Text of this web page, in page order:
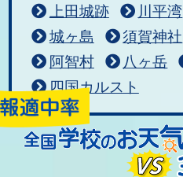
上田城跡
川平湾
城ヶ島
須賀神社
阿智村
八ヶ岳
四国カルスト